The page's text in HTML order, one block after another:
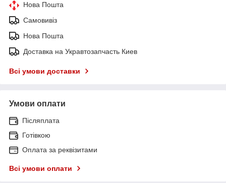
Нова Пошта
Самовивіз
Нова Пошта
Доставка на Укравтозапчасть Киев
Всі умови доставки
Умови оплати
Післяплата
Готівкою
Оплата за реквізитами
Всі умови оплати